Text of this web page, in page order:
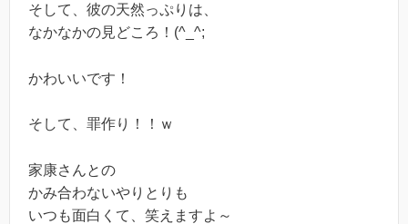
そして、彼の天然っぷりは、
なかなかの見どころ！(^_^;
かわいいです！
そして、罪作り！！ｗ
家康さんとの
かみ合わないやりとりも
いつも面白くて、笑えますよ～